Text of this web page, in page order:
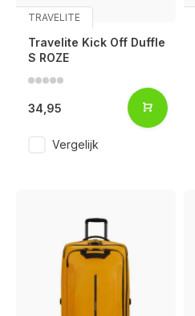
TRAVELITE
Travelite Kick Off Duffle
S ROZE
34,95
Vergelijk